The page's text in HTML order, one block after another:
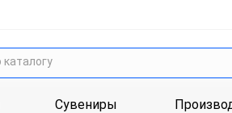
Сувениры